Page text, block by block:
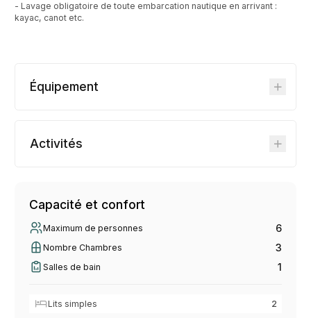
- Lavage obligatoire de toute embarcation nautique en arrivant :
kayac, canot etc.
Équipement
Activités
Capacité et confort
Maximum de personnes 6
Nombre Chambres 3
Salles de bain 1
Lits simples 2